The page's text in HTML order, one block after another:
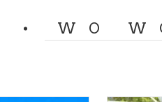
WO